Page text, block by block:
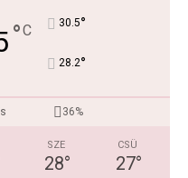
°C 30.5°
28.2°
36%
SZE
28°
CSÜ
27°